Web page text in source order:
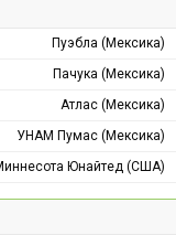
Пуэбла (Мексика)
Пачука (Мексика)
Атлас (Мексика)
УНАМ Пумас (Мексика)
Юнайтед (США)